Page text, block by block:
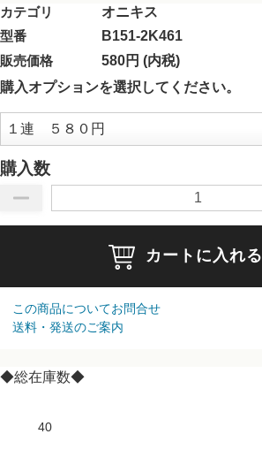
カテゴリ
オニキス
型番
B151-2K461
販売価格
580円 (内税)
購入オプションを選択してください。
購入数
カートに入れる
この商品についてお問合せ
送料・発送のご案内
◆総在庫数◆
40